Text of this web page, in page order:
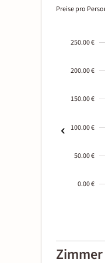
Preise pro
250.00 €
200.00 €
150.00 €
100.00 €
50.00 €
0.00 €
01-